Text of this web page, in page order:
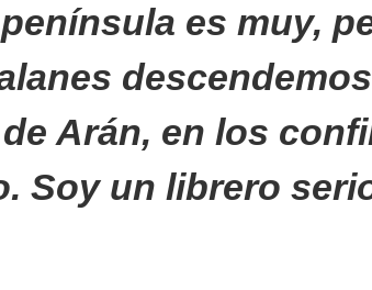
es muy,
Arán, en los
Soy un librero